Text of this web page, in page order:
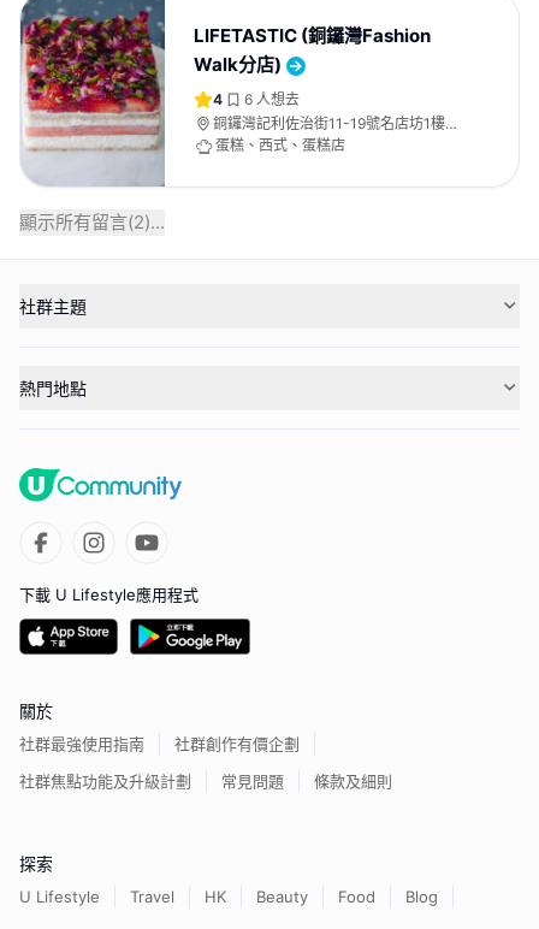
LIFETASTIC (銅鑼灣Fashion
Walk分店)
4 6 人想去
銅鑼灣記利佐治街11-19號名店坊1樓
Kiosk 1B號舖
蛋糕、西式、蛋糕店
顯示所有留言(2)...
社群主題
熱門地點
下載 U Lifestyle應用程式
關於
社群最強使用指南
社群創作有價企劃
社群焦點功能及升級計劃
常見問題 條款及細則
探索
U Lifestyle Travel HK Beauty Food
Blog